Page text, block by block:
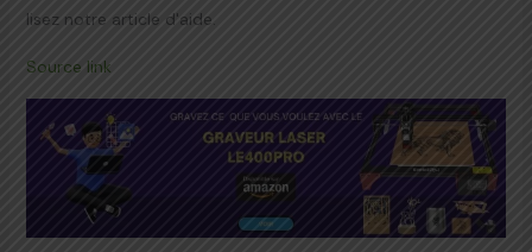
lisez notre article d'aide.
Source link